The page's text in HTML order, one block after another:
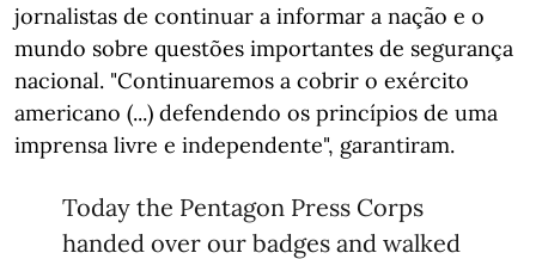
jornalistas de continuar a informar a nação e o
mundo sobre questões importantes de segurança
nacional. "Continuaremos a cobrir o exército
americano (...) defendendo os princípios de uma
imprensa livre e independente", garantiram.
Today the Pentagon Press Corps
handed over our badges and walked